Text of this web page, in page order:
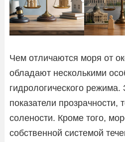
Чем отличаются моря от
обладают несколькими
гидрологического режима.
показатели
солености. Кроме того,
собственной системой